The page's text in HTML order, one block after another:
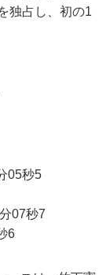
独占し、初の1
05秒5
07秒7
6